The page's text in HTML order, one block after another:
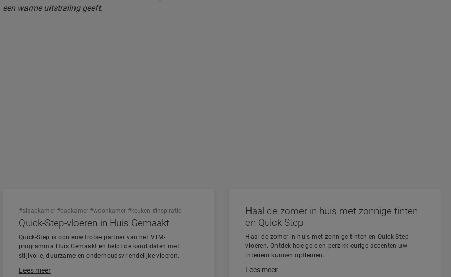
Quick-Step-vloeren in Huis Gemaakt
Quick-Step is opnieuw trotse partner van het VTM-
programma Huis Gemaakt en helpt de kandidaten met
stijlvolle, duurzame en onderhoudsvriendelijke vloeren.
Lees meer
#slaapkamer #badkamer #woonkamer #keuken #inspiratie
Haal de zomer in huis met zonnige tinten
en Quick-Step
Haal de zomer in huis met zonnige tinten en Quick-Step
vloeren. Ontdek hoe gele en perzikkleurige accenten uw
interieur kunnen opfleuren.
Lees meer